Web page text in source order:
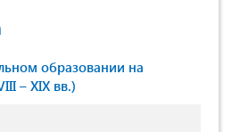
образовании на
– XIX вв.)